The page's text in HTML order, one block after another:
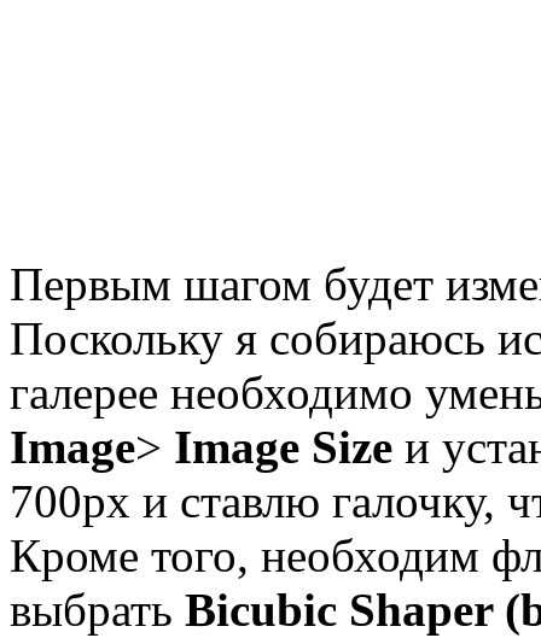
Первым шагом будет
Поскольку я собираюсь
галерее необходимо
Image> Image Size и
700px и ставлю галочку,
Кроме того, необходим
выбрать Bicubic Shaper